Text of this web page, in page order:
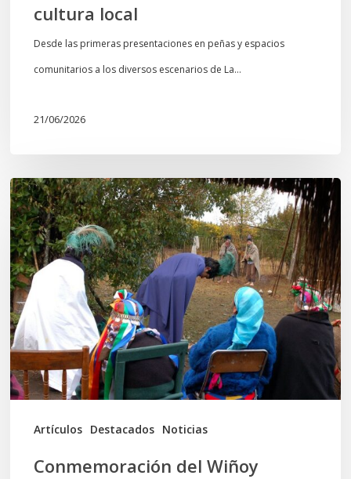
cultura local
Desde las primeras presentaciones en peñas y espacios
comunitarios a los diversos escenarios de La…
21/06/2026
Artículos Destacados Noticias
Conmemoración
del
Wiñoy
Tripantü
y
la
Sociedad
Mapuche
Ancestral
Conmemoración del Wiñoy